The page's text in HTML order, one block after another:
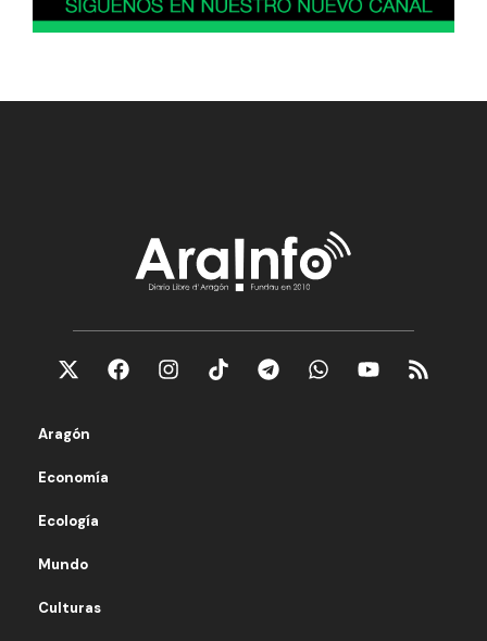
Aragón
Economía
Ecología
Mundo
Culturas